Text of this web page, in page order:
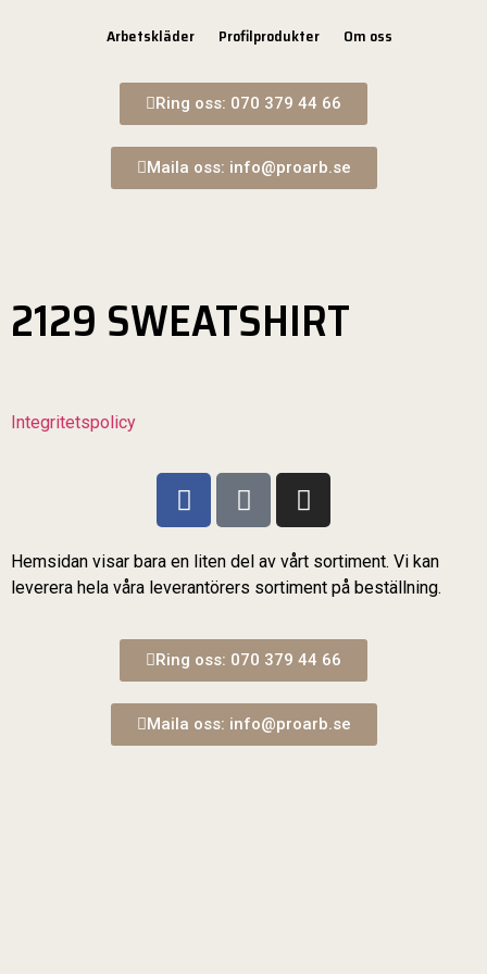
Arbetskläder Profilprodukter Om oss
Ring oss: 070 379 44 66
Maila oss: info@proarb.se
2129 SWEATSHIRT
Integritetspolicy
Hemsidan visar bara en liten del av vårt sortiment. Vi kan
leverera hela våra leverantörers sortiment på beställning.
Ring oss: 070 379 44 66
Maila oss: info@proarb.se